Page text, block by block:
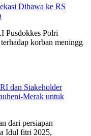
Dibawa ke RS
Pusdokkes Polri
korban meningg
dan Stakeholder
Merak untuk
dari persiapan
Idul fitri 2025,